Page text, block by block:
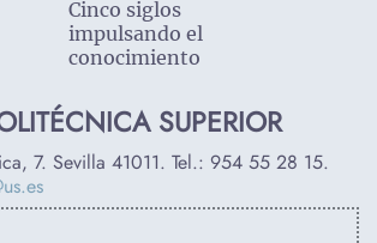
Cinco siglos
impulsando el
conocimiento
SUPERIOR
7. Sevilla 41011. Tel.: 954 55 28 15.